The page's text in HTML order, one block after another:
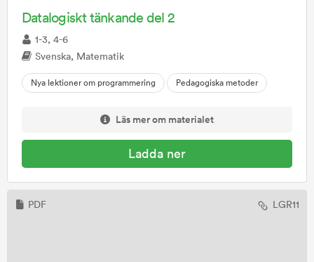
Datalogiskt tänkande del 2
1-3, 4-6
Svenska, Matematik
Nya lektioner om programmering Pedagogiska metoder
Läs mer om materialet
Ladda ner
PDF LGR11